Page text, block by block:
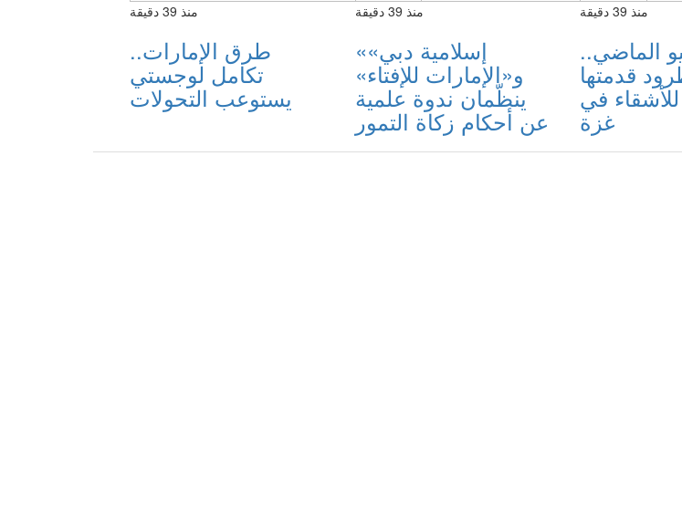
منذ 39 دقيقة
طرق الإمارات..
تكامل لوجستي
يستوعب التحولات
منذ 39 دقيقة
«إسلامية دبي»
و«الإمارات للإفتاء»
ينظّمان ندوة علمية
عن أحكام زكاة التمور
منذ 39 دقيقة
الماضي..
طرود قدمتها
في
غزة